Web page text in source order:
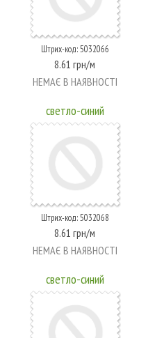
Штрих-код: 5032066
8.61 грн/м
НЕМАЄ В НАЯВНОСТІ
светло-синий
Штрих-код: 5032068
8.61 грн/м
НЕМАЄ В НАЯВНОСТІ
светло-синий